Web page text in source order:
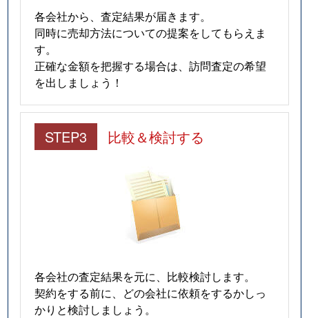
各会社から、査定結果が届きます。
同時に売却方法についての提案をしてもらえま
す。
正確な金額を把握する場合は、訪問査定の希望
を出しましょう！
STEP3 比較＆検討する
各会社の査定結果を元に、比較検討します。
契約をする前に、どの会社に依頼をするかしっ
かりと検討しましょう。